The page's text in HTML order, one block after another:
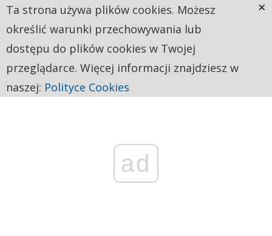
ad
Ta strona używa plików cookies. Możesz
określić warunki przechowywania lub
dostępu do plików cookies w Twojej
przeglądarce. Więcej informacji znajdziesz w
naszej: Polityce Cookies
×